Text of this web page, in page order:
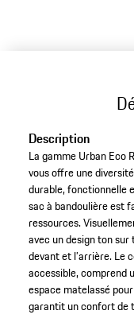
Description
La gamme Urban Eco
vous offre une
durable, fonctionnelle
sac à bandoulière est
ressources.
avec un design ton
devant et l’arrière. Le
accessible, comprend
espace matelassé
garantit un confort de